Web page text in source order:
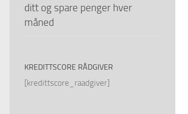
ditt og spare penger hver
måned
KREDITTSCORE RÅDGIVER
[kredittscore_raadgiver]